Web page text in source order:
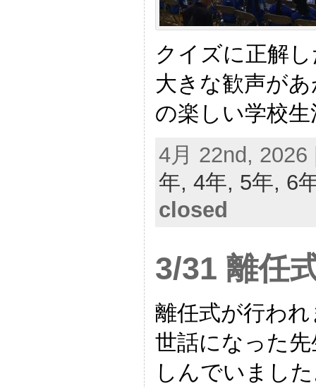
クイズに正解
大きな歓声が
の楽しい学校
4月 22nd,
年, 4年, 5年, 6
closed
3/31 離任
離任式が行わ
世話になった
しんでいまし